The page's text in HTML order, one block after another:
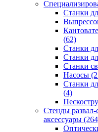
Станки
(62)
Станки
Станки
Станки
Насосы
Станки
(4)
Стенды
аксессуары